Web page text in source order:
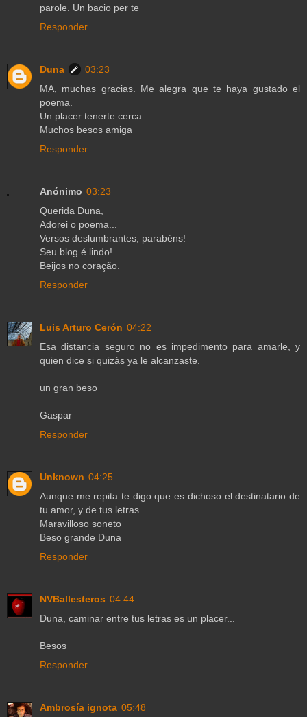
parole. Un bacio per te
Responder
Duna
03:23
MA, muchas gracias. Me alegra que te haya gustado el
poema.
Un placer tenerte cerca.
Muchos besos amiga
Responder
Anónimo 03:23
Querida Duna,
Adorei o poema...
Versos deslumbrantes, parabéns!
Seu blog é lindo!
Beijos no coração.
Responder
Luis Arturo Cerón 04:22
Esa distancia seguro no es impedimento para amarle, y
quien dice si quizás ya le alcanzaste.
un gran beso
Gaspar
Responder
Unknown 04:25
Aunque me repita te digo que es dichoso el destinatario de
tu amor, y de tus letras.
Maravilloso soneto
Beso grande Duna
Responder
NVBallesteros 04:44
Duna, caminar entre tus letras es un placer...
Besos
Responder
Ambrosía ignota 05:48